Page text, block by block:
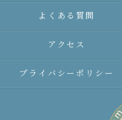
よくある質問
アクセス
プライバシーポリシー